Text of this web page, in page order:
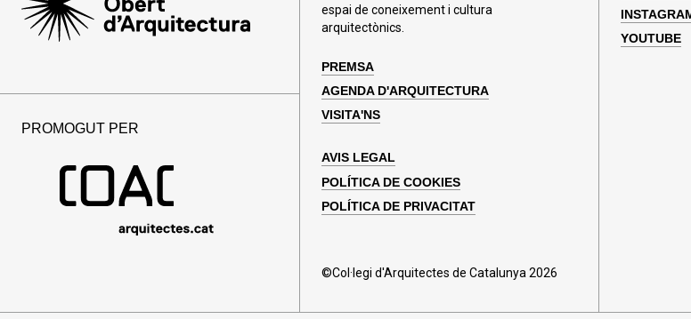
PROMOGUT PER
espai de coneixement i cultura
arquitectònics.
PREMSA
AGENDA D'ARQUITECTURA
VISITA'NS
AVIS LEGAL
POLÍTICA DE COOKIES
POLÍTICA DE PRIVACITAT
©Col·legi d'Arquitectes de Catalunya 2026
YOUTUBE